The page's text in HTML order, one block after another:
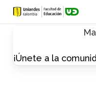
Skip
¡Únete a la